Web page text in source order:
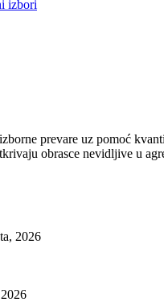
izbori
prevare uz pomoć
obrasce nevidljive u
2026